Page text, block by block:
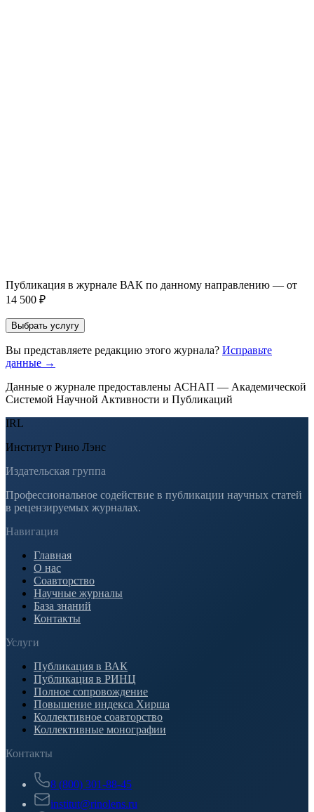
Публикация в журнале ВАК по данному направлению — от
14 500 ₽
Выбрать услугу
Вы представляете редакцию этого журнала? Исправьте
данные →
Данные о журнале предоставлены АСНАП — Академической
Системой Научной Активности и Публикаций
IRL
Институт Рино Лэнс
Издательская группа
Профессиональное содействие в публикации научных статей
в рецензируемых журналах.
Навигация
Главная
О нас
Соавторство
Научные журналы
База знаний
Контакты
Услуги
Публикация в ВАК
Публикация в РИНЦ
Полное сопровождение
Повышение индекса Хирша
Коллективное соавторство
Коллективные монографии
Контакты
8 (800) 301-88-45
institut@rinolens.ru